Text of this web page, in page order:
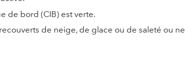
de bord (CIB) est verte.
de neige, de glace ou de saleté ou ne